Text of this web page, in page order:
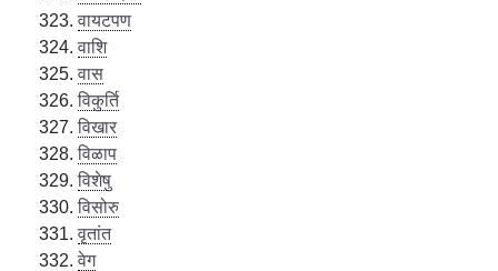
वायटपण
वाशि
वास
विकुर्ति
विखार
विळाप
विशेषु
विसोरु
वृतांत
वेग